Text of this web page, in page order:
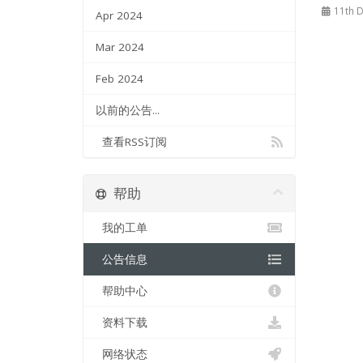
Apr 2024
Mar 2024
Feb 2024
以前的公告...
查看RSS订阅
11th
帮助
我的工单
公告信息
帮助中心
资料下载
网络状态